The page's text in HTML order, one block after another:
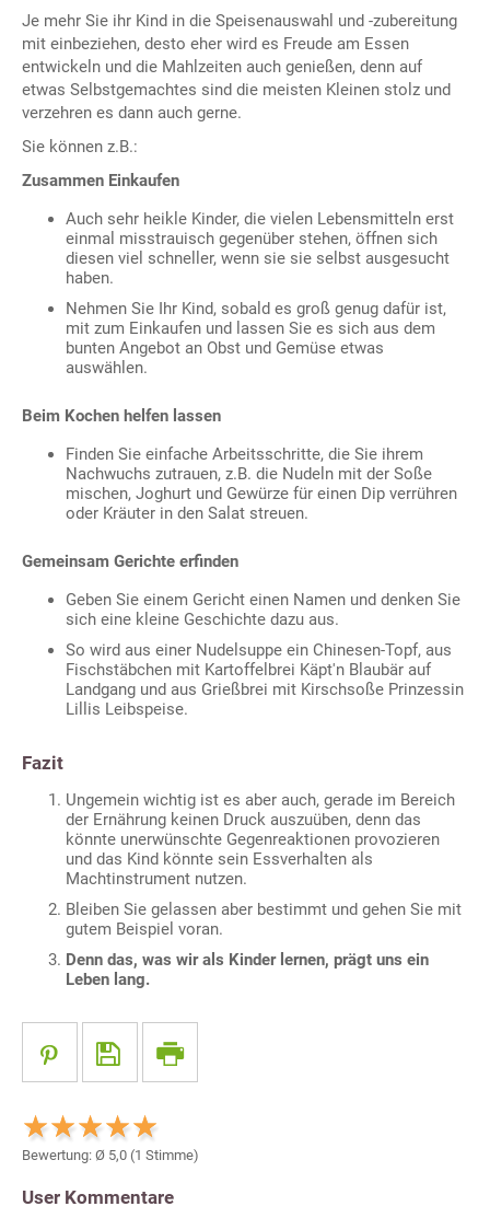
Je mehr Sie ihr Kind in die Speisenauswahl und -zubereitung
mit einbeziehen, desto eher wird es Freude am Essen
entwickeln und die Mahlzeiten auch genießen, denn auf
etwas Selbstgemachtes sind die meisten Kleinen stolz und
verzehren es dann auch gerne.
Sie können z.B.:
Zusammen Einkaufen
Auch sehr heikle Kinder, die vielen Lebensmitteln erst
einmal misstrauisch gegenüber stehen, öffnen sich
diesen viel schneller, wenn sie sie selbst ausgesucht
haben.
Nehmen Sie Ihr Kind, sobald es groß genug dafür ist,
mit zum Einkaufen und lassen Sie es sich aus dem
bunten Angebot an Obst und Gemüse etwas
auswählen.
Beim Kochen helfen lassen
Finden Sie einfache Arbeitsschritte, die Sie ihrem
Nachwuchs zutrauen, z.B. die Nudeln mit der Soße
mischen, Joghurt und Gewürze für einen Dip verrühren
oder Kräuter in den Salat streuen.
Gemeinsam Gerichte erfinden
Geben Sie einem Gericht einen Namen und denken Sie
sich eine kleine Geschichte dazu aus.
So wird aus einer Nudelsuppe ein Chinesen-Topf, aus
Fischstäbchen mit Kartoffelbrei Käpt'n Blaubär auf
Landgang und aus Grießbrei mit Kirschsoße Prinzessin
Lillis Leibspeise.
Fazit
Ungemein wichtig ist es aber auch, gerade im Bereich
der Ernährung keinen Druck auszuüben, denn das
könnte unerwünschte Gegenreaktionen provozieren
und das Kind könnte sein Essverhalten als
Machtinstrument nutzen.
Bleiben Sie gelassen aber bestimmt und gehen Sie mit
gutem Beispiel voran.
Denn das, was wir als Kinder lernen, prägt uns ein
Leben lang.
Bewertung: Ø 5,0 (1 Stimme)
User Kommentare